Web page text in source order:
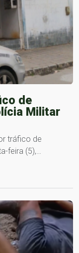
de
Militar
tráfico de
feira (5),…